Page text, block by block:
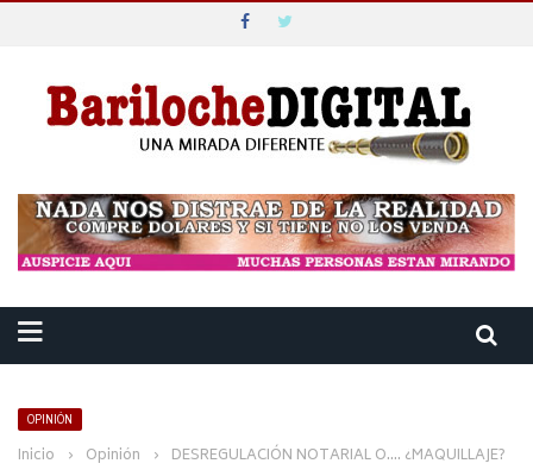
OPINIÓN
Inicio › Opinión › DESREGULACIÓN NOTARIAL O…. ¿MAQUILLAJE?